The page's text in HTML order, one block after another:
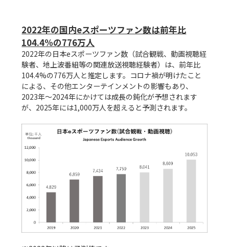
2022年の国内eスポーツファン数は前年比
104.4%の776万人
2022年の日本eスポーツファン数（試合観戦、動画視聴経
験者、地上波番組等の関連放送視聴経験者）は、前年比
104.4%の776万人と推定します。コロナ禍が明けたこと
による、その他エンターテインメントの影響もあり、
2023年～2024年にかけては成長の鈍化が予想されます
が、2025年には1,000万人を超えると予測されます。